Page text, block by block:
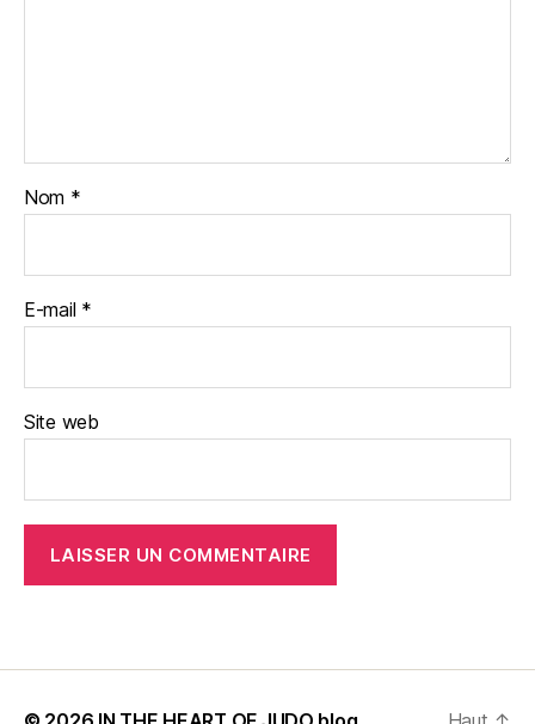
Nom *
E-mail *
Site web